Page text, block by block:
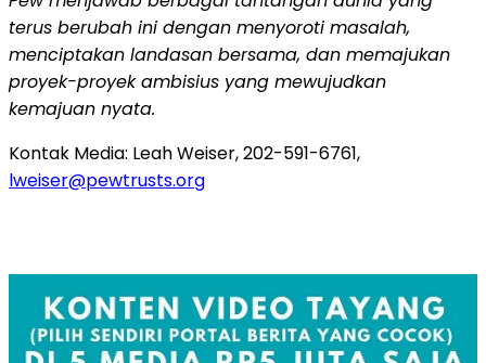
terus berubah ini dengan menyoroti masalah,
menciptakan landasan bersama, dan memajukan
proyek-proyek ambisius yang mewujudkan
kemajuan nyata.
Kontak Media: Leah Weiser, 202-591-6761,
lweiser@pewtrusts.org